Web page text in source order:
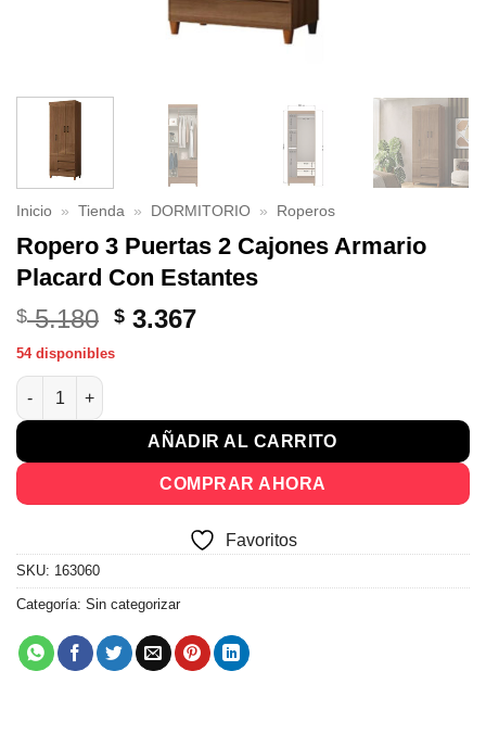
Inicio » Tienda » DORMITORIO » Roperos
Ropero 3 Puertas 2 Cajones Armario
Placard Con Estantes
$5.180 El
precio
$ 5.180.
$ 3.367El
$ 3.367.
54 disponibles
Ropero 3 Puertas 2 Cajones Armario Placard Con Estantes
AÑADIR AL CARRITO
COMPRAR AHORA
Favoritos
SKU: 163060
Categoría: Sin categorizar